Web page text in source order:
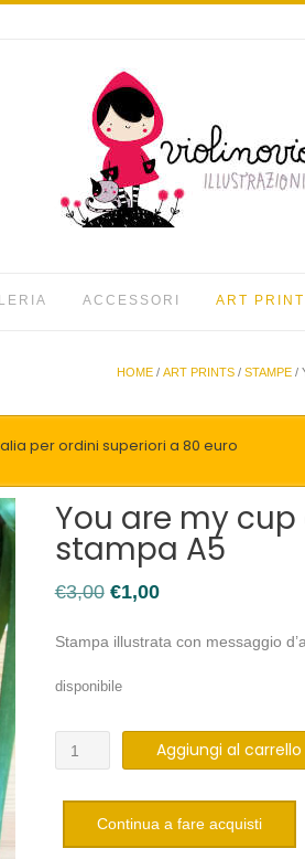
ACCESSORI ART
HOME / ART PRINTS / STAMPE /
per ordini superiori a 80 euro
You are my
stampa A5
€3,00 Il
originale
era:
€1,00Il
attuale
Stampa illustrata con messaggio
disponibile
You
are
Aggiungi al carrello
Continua a fare acquisti